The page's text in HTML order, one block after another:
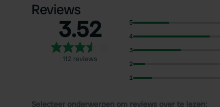
Reviews
3.52
112 reviews
5
4
3
2
1
Selecteer onderwerpen om reviews over te lezen: